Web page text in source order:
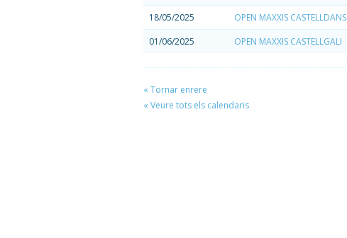
18/05/2025
OPEN MAXXIS CASTELLDANS
01/06/2025
OPEN MAXXIS CASTELLGALI
« Tornar enrere
« Veure tots els calendaris